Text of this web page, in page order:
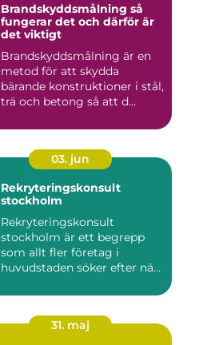
Brandskyddsmålning så
fungerar det och därför är
det viktigt
Brandskyddsmålning är en
metod för att skydda
bärande konstruktioner i stål,
trä och betong så att d...
03. jun
Rekryteringskonsult
stockholm
Rekryteringskonsult
stockholm är ett begrepp
som allt fler företag i
huvudstaden söker efter när
31. maj